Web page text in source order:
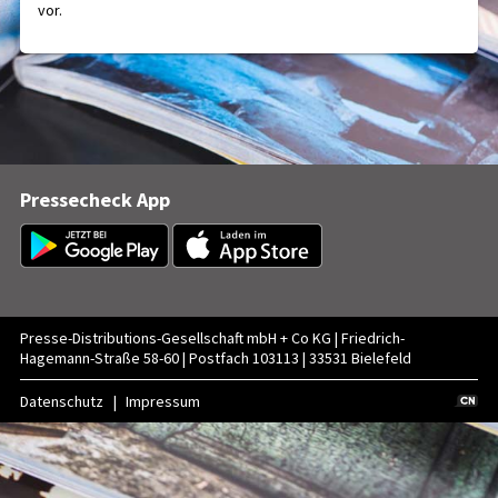
vor.
Pressecheck App
Presse-Distributions-Gesellschaft mbH + Co KG | Friedrich-
Hagemann-Straße 58-60 | Postfach 103113 | 33531 Bielefeld
Datenschutz Impressum